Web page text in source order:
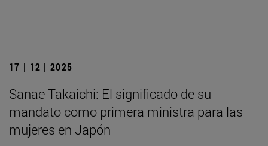
17 | 12 | 2025
Sanae Takaichi: El significado de su
mandato como primera ministra para las
mujeres en Japón